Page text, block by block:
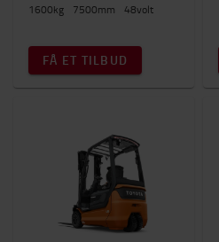
1600kg 7500mm 48volt
FÅ ET TILBUD